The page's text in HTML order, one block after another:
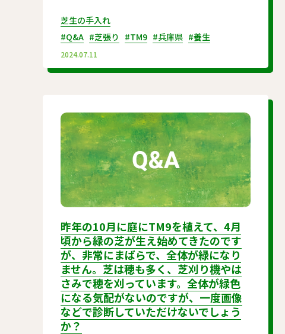
芝生の手入れ
#Q&A #芝張り #TM9 #兵庫県 #養生
2024.07.11
昨年の10月に庭にTM9を植えて、4月
頃から緑の芝が生え始めてきたのです
が、非常にまばらで、全体が緑になり
ません。芝は穂も多く、芝刈り機やは
さみで穂を刈っています。全体が緑色
になる気配がないのですが、一度画像
などで診断していただけないでしょう
か？